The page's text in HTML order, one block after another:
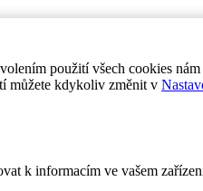
použití všech cookies
můžete kdykoliv změnit v
k informacím ve vašem